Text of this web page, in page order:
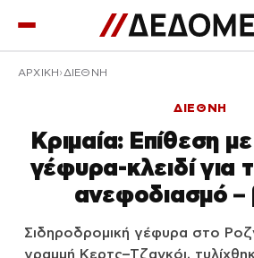
ΑΡΧΙΚΉ ΔΙΕΘΝΗ
ΔΙΕΘΝΗ
Κριμαία: Επίθεση
γέφυρα-κλειδί για
ανεφοδιασμό –
Σιδηροδρομική γέφυρα στο
γραμμή Κερτς–Τζανκόι,